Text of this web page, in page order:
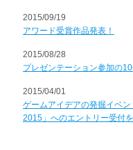
2015/09/19
アワード受賞作品発表！
2015/08/28
プレゼンテーション参加の10
2015/04/01
ゲームアイデアの発掘イベ
2015」へのエントリー受付を